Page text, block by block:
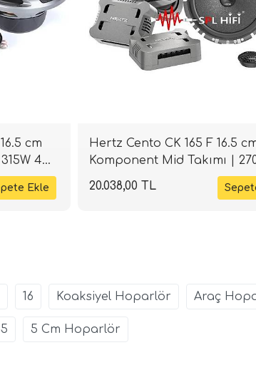
cm
4
Hertz Cento CK 165 F 16.5
Komponent Mid Takımı |
Ohm | SPLHIFI
20.038,00 TL
16 Koaksiyel Hoparlör Araç
5 Cm Hoparlör